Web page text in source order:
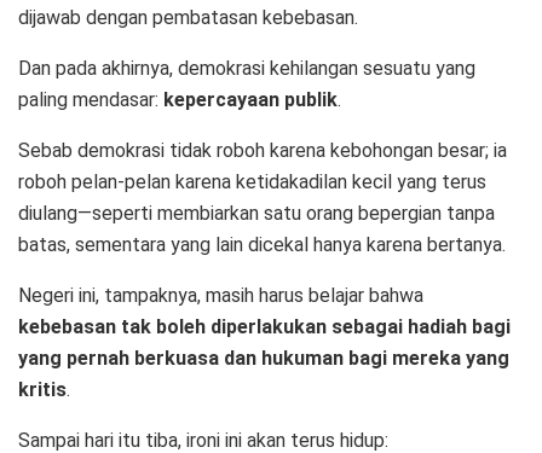
dijawab dengan pembatasan kebebasan.
Dan pada akhirnya, demokrasi kehilangan sesuatu yang
paling mendasar: kepercayaan publik.
Sebab demokrasi tidak roboh karena kebohongan besar; ia
roboh pelan-pelan karena ketidakadilan kecil yang terus
diulang—seperti membiarkan satu orang bepergian tanpa
batas, sementara yang lain dicekal hanya karena bertanya.
Negeri ini, tampaknya, masih harus belajar bahwa
kebebasan tak boleh diperlakukan sebagai hadiah bagi
yang pernah berkuasa dan hukuman bagi mereka yang
kritis.
Sampai hari itu tiba, ironi ini akan terus hidup: